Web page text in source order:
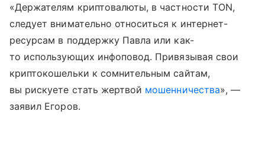
«Держателям криптовалюты, в частности TON,
следует внимательно относиться к интернет-
ресурсам в поддержку Павла или как-
то использующих инфоповод. Привязывая свои
криптокошельки к сомнительным сайтам,
вы рискуете стать жертвой мошенничества», —
заявил Егоров.